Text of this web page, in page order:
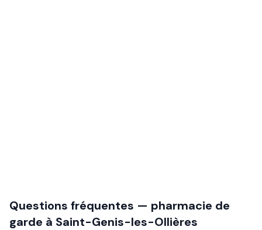
Questions fréquentes — pharmacie de
garde à Saint-Genis-les-Ollières